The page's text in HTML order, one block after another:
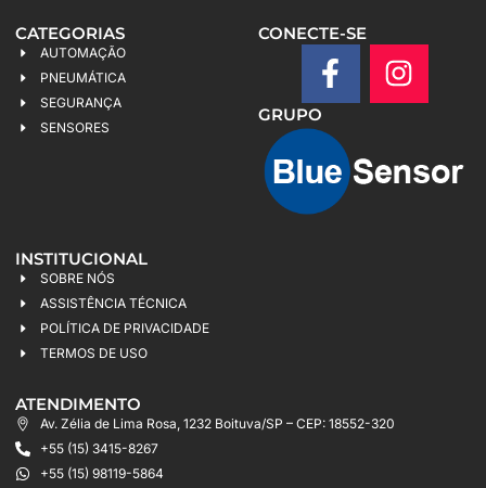
CATEGORIAS
AUTOMAÇÃO
PNEUMÁTICA
SEGURANÇA
SENSORES
CONECTE-SE
GRUPO
INSTITUCIONAL
SOBRE NÓS
ASSISTÊNCIA TÉCNICA
POLÍTICA DE PRIVACIDADE
TERMOS DE USO
ATENDIMENTO
Av. Zélia de Lima Rosa, 1232 Boituva/SP – CEP: 18552-320
+55 (15) 3415-8267
+55 (15) 98119-5864